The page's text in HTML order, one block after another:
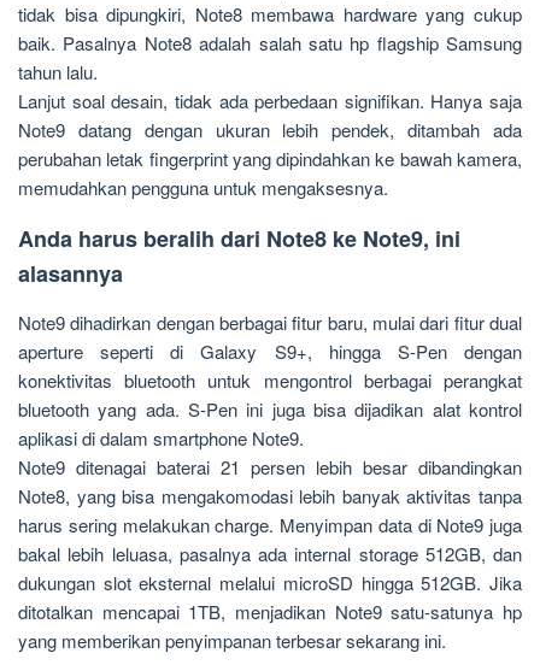
tidak bisa dipungkiri, Note8 membawa hardware yang cukup
baik. Pasalnya Note8 adalah salah satu hp flagship Samsung
tahun lalu.
Lanjut soal desain, tidak ada perbedaan signifikan. Hanya saja
Note9 datang dengan ukuran lebih pendek, ditambah ada
perubahan letak fingerprint yang dipindahkan ke bawah kamera,
memudahkan pengguna untuk mengaksesnya.
Anda harus beralih dari Note8 ke Note9, ini
alasannya
Note9 dihadirkan dengan berbagai fitur baru, mulai dari fitur dual
aperture seperti di Galaxy S9+, hingga S-Pen dengan
konektivitas bluetooth untuk mengontrol berbagai perangkat
bluetooth yang ada. S-Pen ini juga bisa dijadikan alat kontrol
aplikasi di dalam smartphone Note9.
Note9 ditenagai baterai 21 persen lebih besar dibandingkan
Note8, yang bisa mengakomodasi lebih banyak aktivitas tanpa
harus sering melakukan charge. Menyimpan data di Note9 juga
bakal lebih leluasa, pasalnya ada internal storage 512GB, dan
dukungan slot eksternal melalui microSD hingga 512GB. Jika
ditotalkan mencapai 1TB, menjadikan Note9 satu-satunya hp
yang memberikan penyimpanan terbesar sekarang ini.